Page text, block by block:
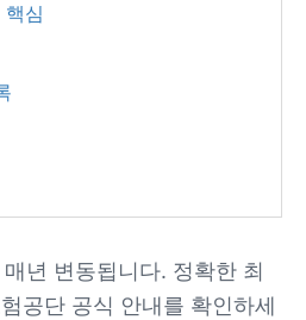
심
매년 변동됩니다. 정확한 최
공단 공식 안내를 확인하세